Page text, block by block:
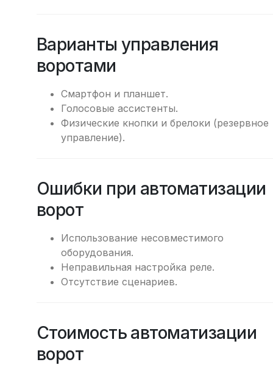
Варианты управления
воротами
Смартфон и планшет.
Голосовые ассистенты.
Физические кнопки и брелоки (резервное
управление).
Ошибки при автоматизации
ворот
Использование несовместимого
оборудования.
Неправильная настройка реле.
Отсутствие сценариев.
Стоимость автоматизации
ворот